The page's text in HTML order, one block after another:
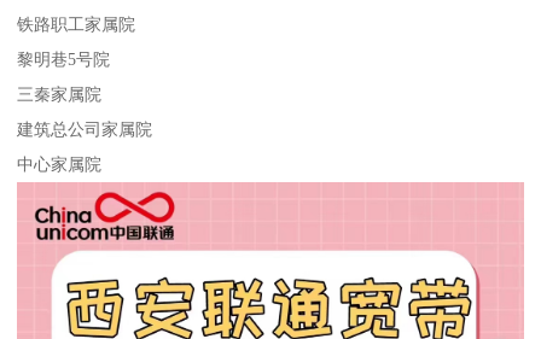
铁路职工家属院
黎明巷5号院
三秦家属院
建筑总公司家属院
中心家属院